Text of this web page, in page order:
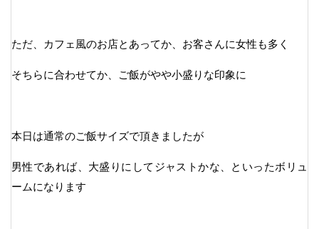
ただ、カフェ風のお店とあってか、お客さんに女性も多く
そちらに合わせてか、ご飯がやや小盛りな印象に
本日は通常のご飯サイズで頂きましたが
男性であれば、大盛りにしてジャストかな、といったボリュ
ームになります